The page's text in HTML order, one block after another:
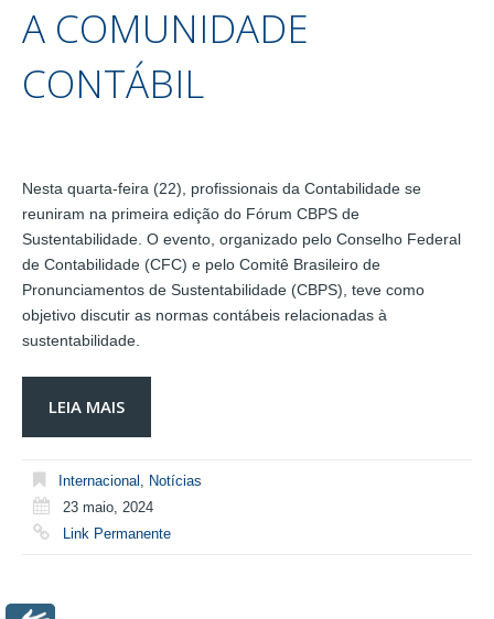
A COMUNIDADE
CONTÁBIL
Nesta quarta-feira (22), profissionais da Contabilidade se
reuniram na primeira edição do Fórum CBPS de
Sustentabilidade. O evento, organizado pelo Conselho Federal
de Contabilidade (CFC) e pelo Comitê Brasileiro de
Pronunciamentos de Sustentabilidade (CBPS), teve como
objetivo discutir as normas contábeis relacionadas à
sustentabilidade.
LEIA MAIS
Internacional
Notícias
23 maio, 2024
Link Permanente